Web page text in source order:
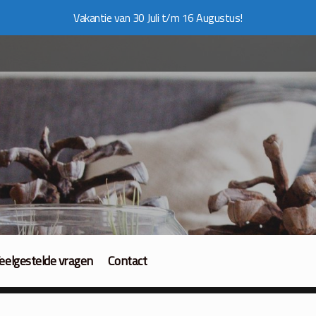
Vakantie van 30 Juli t/m 16 Augustus!
vragen Contact